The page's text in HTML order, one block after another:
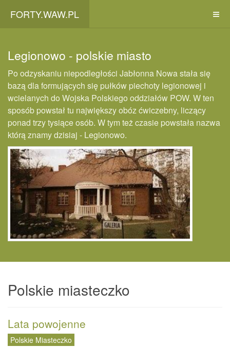
FORTY.WAW.PL
Legionowo - polskie miasto
Po odzyskaniu niepodległości Jabłonna Nowa stała się
bazą dla formujących się pułków piechoty legionowej i
wcielanych do Wojska Polskiego oddziałów POW. W ten
sposób powstał tu największy obóz ćwiczebny, liczący
ponad trzy tysiące osób. W tym też czasie powstała nazwa
którą znamy dzisiaj - Legionowo.
Polskie miasteczko
Lata powojenne
Polskie Miasteczko